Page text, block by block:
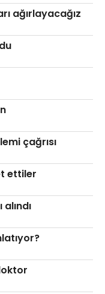
ağırlayacağız
çağrısı
ettiler